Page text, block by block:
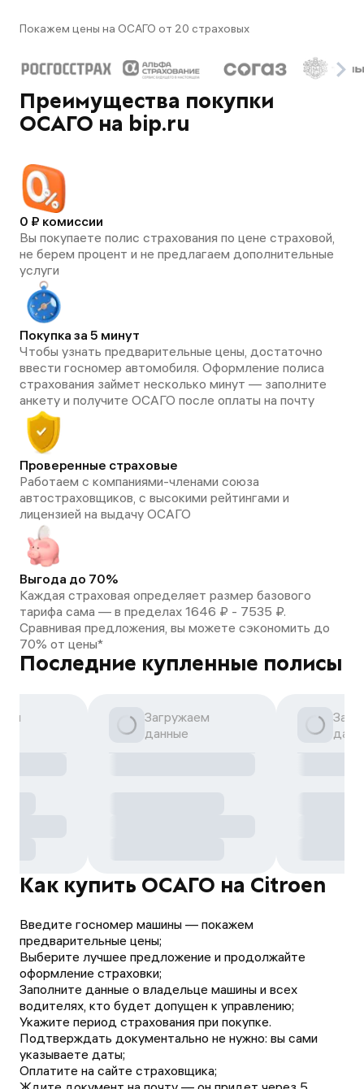
Покажем цены на ОСАГО от 20 страховых
Преимущества покупки
ОСАГО на bip.ru
0 ₽ комиссии
Вы покупаете полис страхования по цене страховой,
не берем процент и не предлагаем дополнительные
услуги
Покупка за 5 минут
Чтобы узнать предварительные цены, достаточно
ввести госномер автомобиля. Оформление полиса
страхования займет несколько минут — заполните
анкету и получите ОСАГО после оплаты на почту
Проверенные страховые
Работаем с компаниями-членами союза
автостраховщиков, с высокими рейтингами и
лицензией на выдачу ОСАГО
Выгода до 70%
Каждая страховая определяет размер базового
тарифа сама — в пределах 1646 ₽ - 7535 ₽.
Сравнивая предложения, вы можете сэкономить до
70% от цены*
Последние купленные полисы
Загружаем
данные
Как купить ОСАГО на Citroen
Введите госномер машины — покажем
предварительные цены;
Выберите лучшее предложение и продолжайте
оформление страховки;
Заполните данные о владельце машины и всех
водителях, кто будет допущен к управлению;
Укажите период страхования при покупке.
Подтверждать документально не нужно: вы сами
указываете даты;
Оплатите на сайте страховщика;